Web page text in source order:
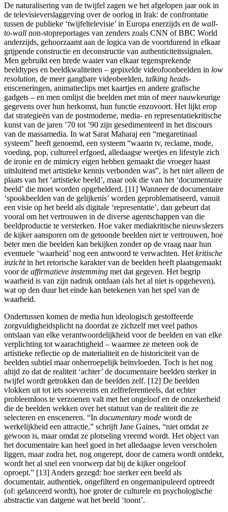
De naturalisering van de twijfel zagen we het afgelopen jaar ook in
de televisieverslaggeving over de oorlog in Irak: de confrontatie
tussen de publieke ‘twijfeltelevisie’ in Europa enerzijds en de wall-
to-wall non-stopreportages van zenders zoals CNN of BBC World
anderzijds, gehoorzaamt aan de logica van de voortdurend in elkaar
grijpende constructie en deconstructie van authenticiteitssignalen.
Men gebruikt een brede waaier van elkaar tegensprekende
beeldtypes en beeldkwaliteiten – gepixelde videofoonbeelden in low
resolution, de meer gangbare videobeelden, talking heads-
ensceneringen, animatieclips met kaartjes en andere grafische
gadgets – en men omlijst die beelden met min of meer nauwkeurige
gegevens over hun herkomst, hun functie enzovoort. Het lijkt erop
dat strategieën van de postmoderne, media- en representatiekritische
kunst van de jaren ’70 tot ’90 zijn gesedimenteerd in het discours
van de massamedia. In wat Sarat Maharaj een “megaretinaal
systeem” heeft genoemd, een systeem “waarin tv, reclame, mode,
voeding, pop, cultureel erfgoed, alledaagse weetjes en lifestyle zich
de ironie en de mimicry eigen hebben gemaakt die vroeger haast
uitsluitend met artistieke kennis verbonden was”, is het niet alleen de
plaats van het ‘artistieke beeld’, maar ook die van het ‘documentaire
beeld’ die moet worden opgehelderd. [11] Wanneer de documentaire
‘spookbeelden van de gelijkenis’ worden geproblematiseerd, vanuit
een visie op het beeld als digitale ‘representatie’, dan gebeurt dat
vooral om het vertrouwen in de diverse agentschappen van die
beeldproductie te versterken. Hoe vaker mediakritische nieuwslezers
de kijker aansporen om de getoonde beelden niet te vertrouwen, hoe
beter men die beelden kan bekijken zonder op de vraag naar hun
eventuele ‘waarheid’ nog een antwoord te verwachten. Het kritische
inzichtin het retorische karakter van de beelden heeft plaatsgemaakt
voor de affirmatieve instemming met dat gegeven. Het begrip
waarheid is van zijn nadruk ontdaan (als het al niet is opgeheven),
wat op den duur het einde kan betekenen van het spel van de
waarheid.
Ondertussen komen de media hun ideologisch gestoffeerde
zorgvuldigheidsplicht na doordat ze zichzelf met veel pathos
ontslaan van elke verantwoordelijkheid voor de beelden en van elke
verplichting tot waarachtigheid – waarmee ze meteen ook de
artistieke reflectie op de materialiteit en de historiciteit van de
beelden subtiel maar onherroepelijk beïnvloeden. Toch is het nog
altijd zo dat de realiteit ‘achter’ de documentaire beelden sterker in
twijfel wordt getrokken dan de beelden zelf. [12] De beelden
vlokken uit tot iets soevereins en zelfreferentieels, dat echter
probleemloos te verzoenen valt met het ongeloof en de onzekerheid
die de beelden wekken over het statuut van de realiteit die ze
selecteren en ensceneren. “In documentary mode wordt de
werkelijkheid een attractie,” schrijft Jane Gaines, “niet omdat ze
gewoon is, maar omdat ze plotseling vreemd wordt. Het object van
het documentaire kan heel goed in het alledaagse leven verscholen
liggen, maar zodra het, nog ongerept, door de camera wordt ontdekt,
wordt het al snel een voorwerp dat bij de kijker ongeloof
oproept.” [13] Anders gezegd: hoe sterker een beeld als
documentair, authentiek, ongefilterd en ongemanipuleerd optreedt
(of: gelanceerd wordt), hoe groter de culturele en psychologische
abstractie van datgene wat het beeld ‘toont’.